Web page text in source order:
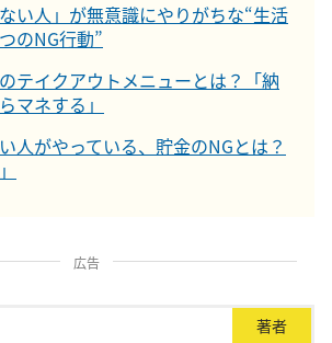
い人」が無意識にやりがちな“生活
のNG行動”
テイクアウトメニューとは？「納
マネする」
人がやっている、貯金のNGとは？
広告
著者